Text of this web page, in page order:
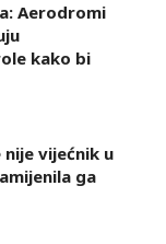
Aerodromi
kako bi
nije vijećnik u
ga